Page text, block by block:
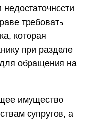
требовать
которая
при разделе
обращения на
имущество
супругов, а